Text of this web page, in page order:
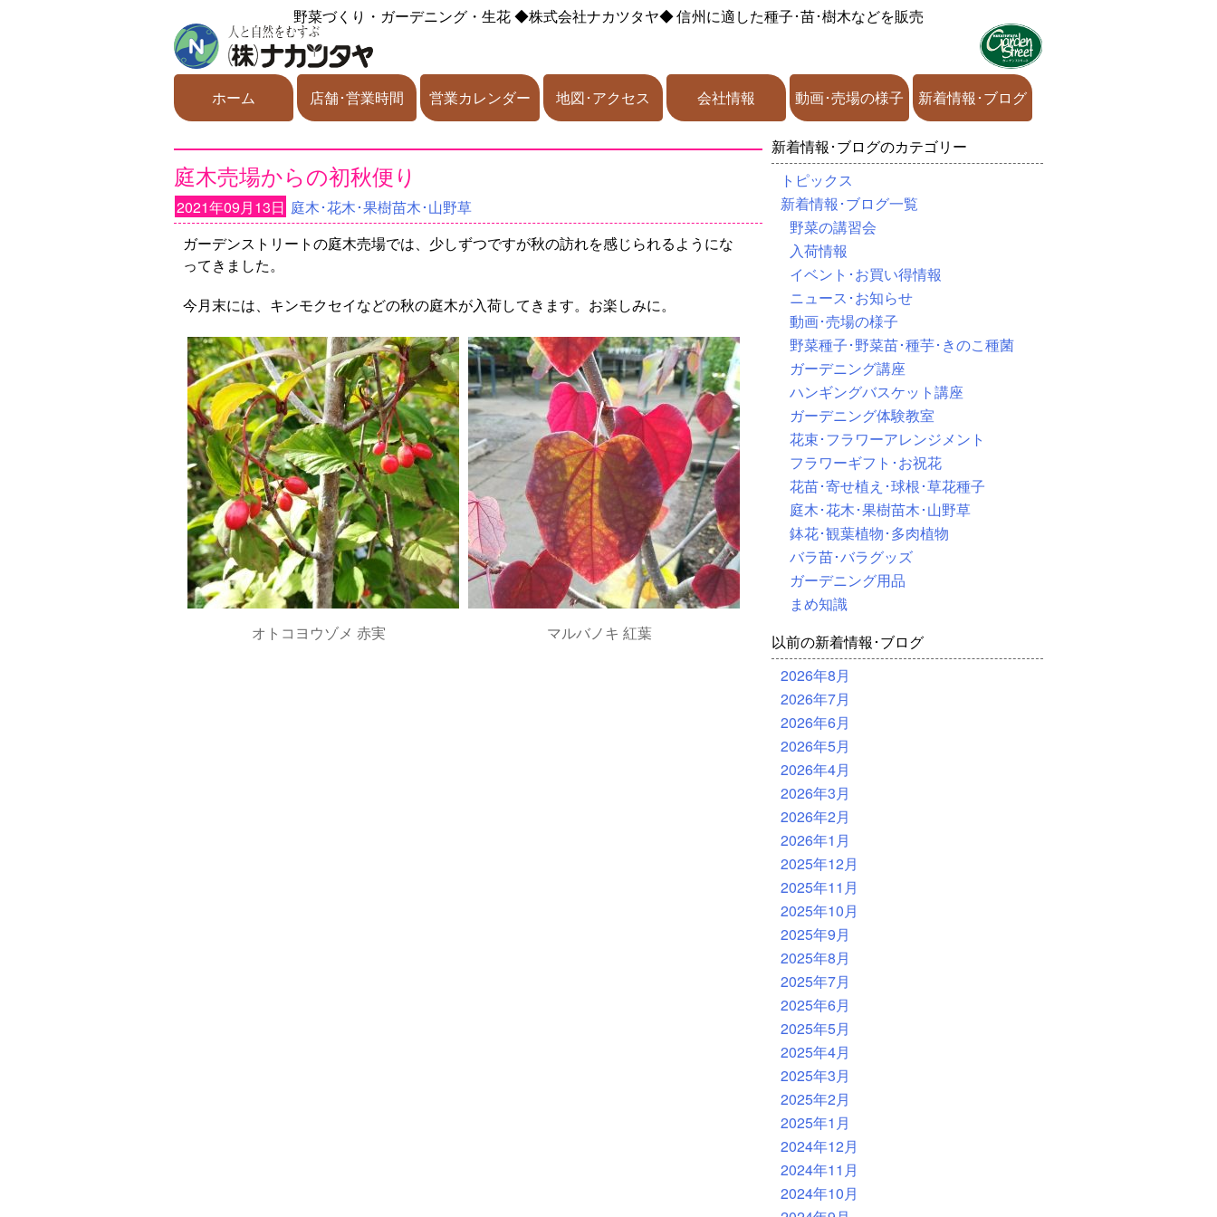
野菜づくり・ガーデニング・生花◆株式会社ナカツタヤ◆信州に適した種子･苗･樹木などを販売
ホーム 店舗･営業時間 営業カレンダー 地図･アクセス 会社情報 動画･売場の様子 新着情報･ブログ
庭木売場からの初秋便り
2021年09月13日 庭木･花木･果樹苗木･山野草
ガーデンストリートの庭木売場では、少しずつですが秋の訪れを感じられるようにな
ってきました。
今月末には、キンモクセイなどの秋の庭木が入荷してきます。お楽しみに。
オトコヨウゾメ 赤実 マルバノキ 紅葉
新着情報･ブログのカテゴリー
トピックス
新着情報･ブログ一覧
野菜の講習会
入荷情報
イベント･お買い得情報
ニュース･お知らせ
動画･売場の様子
野菜種子･野菜苗･種芋･きのこ種菌
ガーデニング講座
ハンギングバスケット講座
ガーデニング体験教室
花束･フラワーアレンジメント
フラワーギフト･お祝花
花苗･寄せ植え･球根･草花種子
庭木･花木･果樹苗木･山野草
鉢花･観葉植物･多肉植物
バラ苗･バラグッズ
ガーデニング用品
まめ知識
以前の新着情報･ブログ
2026年8月
2026年7月
2026年6月
2026年5月
2026年4月
2026年3月
2026年2月
2026年1月
2025年12月
2025年11月
2025年10月
2025年9月
2025年8月
2025年7月
2025年6月
2025年5月
2025年4月
2025年3月
2025年2月
2025年1月
2024年12月
2024年11月
2024年10月